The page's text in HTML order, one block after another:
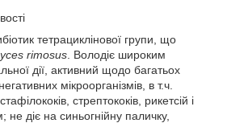
тетрациклінової групи, що
rimosus . Володіє широким
дії, активний щодо багатьох
мікроорганізмів, в т.ч.
стрептококів, рикетсій і
не діє на синьогнійну паличку,